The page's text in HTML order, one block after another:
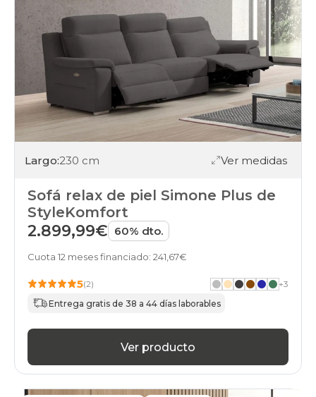
Largo:230 cm Ver medidas
Sofá relax de piel Simone Plus de
StyleKomfort
2.899,99€ 60% dto.
Cuota 12 meses financiado: 241,67€
5(2) +3
Entrega gratis de 38 a 44 días laborables
Ver producto